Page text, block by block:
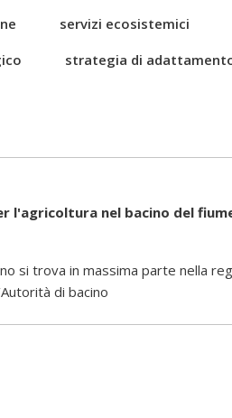
servizi ecosistemici
strategia di
nel bacino del
si trova in massima parte nella
di bacino